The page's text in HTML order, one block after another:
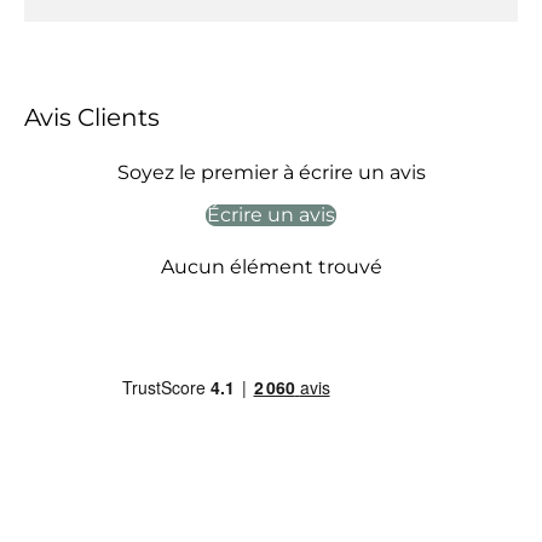
Avis Clients
Soyez le premier à écrire un avis
Écrire un avis
Aucun élément trouvé